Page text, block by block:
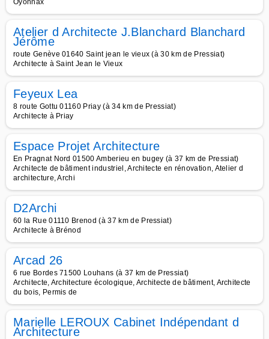
Oyonnax
Atelier d Architecte J.Blanchard Blanchard
Jérôme
route Genève 01640 Saint jean le vieux (à 30 km de Pressiat)
Architecte à Saint Jean le Vieux
Feyeux Lea
8 route Gottu 01160 Priay (à 34 km de Pressiat)
Architecte à Priay
Espace Projet Architecture
En Pragnat Nord 01500 Amberieu en bugey (à 37 km de Pressiat)
Architecte de bâtiment industriel, Architecte en rénovation, Atelier d
architecture, Archi
D2Archi
60 la Rue 01110 Brenod (à 37 km de Pressiat)
Architecte à Brénod
Arcad 26
6 rue Bordes 71500 Louhans (à 37 km de Pressiat)
Architecte, Architecture écologique, Architecte de bâtiment, Architecte
du bois, Permis de
Marielle LEROUX Cabinet Indépendant d
Architecture